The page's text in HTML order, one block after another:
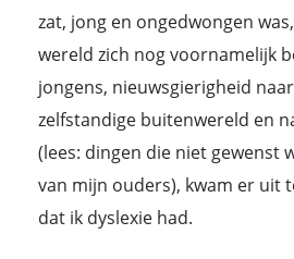
zat, jong en ongedwongen
wereld zich nog voornamelijk
jongens, nieuwsgierigheid
zelfstandige buitenwereld en
(lees: dingen die niet gewenst
van mijn ouders), kwam er uit
dat ik dyslexie had.